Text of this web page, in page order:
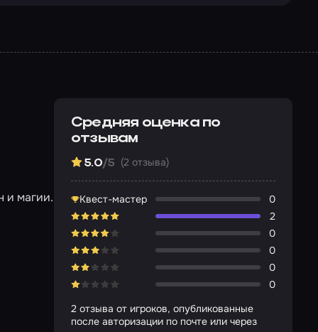
и магии.
Средняя оценка по
отзывам
5.0/5 (2 отзыва)
Квест-мастер
0
2
0
0
0
0
2 отзыва от игроков, опубликованные
после авторизации по почте или через